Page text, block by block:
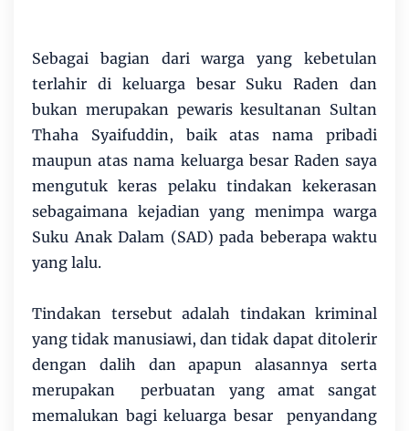
Sebagai bagian dari warga yang kebetulan
terlahir di keluarga besar Suku Raden dan
bukan merupakan pewaris kesultanan Sultan
Thaha Syaifuddin, baik atas nama pribadi
maupun atas nama keluarga besar Raden saya
mengutuk keras pelaku tindakan kekerasan
sebagaimana kejadian yang menimpa warga
Suku Anak Dalam (SAD) pada beberapa waktu
yang lalu.
Tindakan tersebut adalah tindakan kriminal
yang tidak manusiawi, dan tidak dapat ditolerir
dengan dalih dan apapun alasannya serta
merupakan perbuatan yang amat sangat
memalukan bagi keluarga besar penyandang